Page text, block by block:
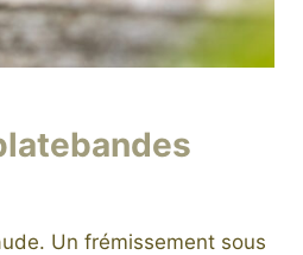
Un frémissement sous